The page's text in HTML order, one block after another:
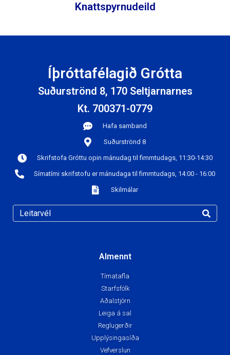
Knattspyrnudeild
Íþróttafélagið Grótta
Suðurströnd 8, 170 Seltjarnarnes
Kt. 700371-0779
Hafa samband
Suðurströnd 8
Skrifstofa Gróttu opin mánudag til fimmtudags, 11:30-14:30
Símatími skrifstofu er mánudaga til fimmtudags, 14:00 - 16:00
Skilmálar
Almennt
Tímatafla
Starfsfólk
Aðalstjórn
Leiga á sal
Reglugerðir
Upplýsingasíða
Vefverslun